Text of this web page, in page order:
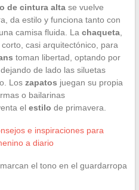
de cintura altase vuelve
da estilo y funciona tanto con
camisa fluida. La chaqueta,
casi arquitectónico, para
toman libertad, optando por
de lado las siluetas
Los zapatos juegan su propia
o bailarinas
el estilo de primavera.
e inspiraciones para
a diario
el tono en el guardarropa